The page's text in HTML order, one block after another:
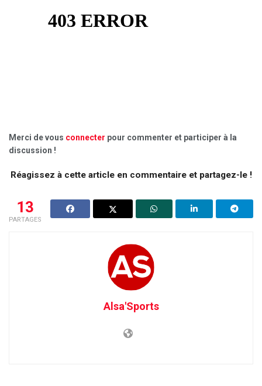
Merci de vous connecter pour commenter et participer à la
discussion !
Réagissez à cette article en commentaire et partagez-le !
13
PARTAGES
Alsa'Sports